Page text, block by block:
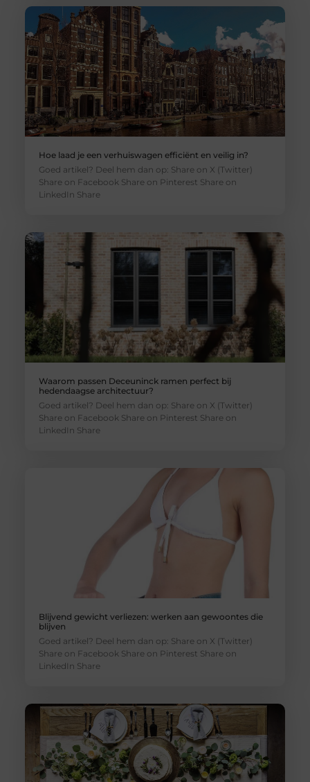
Hoe laad je een verhuiswagen efficiënt en veilig in?
Goed artikel? Deel hem dan op: Share on X (Twitter)
Share on Facebook Share on Pinterest Share on
LinkedIn Share
Waarom passen Deceuninck ramen perfect bij
hedendaagse architectuur?
Goed artikel? Deel hem dan op: Share on X (Twitter)
Share on Facebook Share on Pinterest Share on
LinkedIn Share
Blijvend gewicht verliezen: werken aan gewoontes die
blijven
Goed artikel? Deel hem dan op: Share on X (Twitter)
Share on Facebook Share on Pinterest Share on
LinkedIn Share